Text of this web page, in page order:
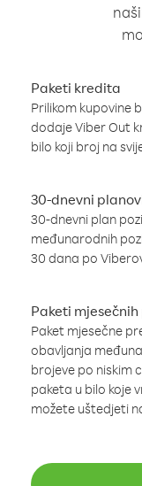
Paketi kredita
Prilikom kupovine
dodaje Viber Out
bilo koji broj na
30-dnevni
30-dnevni plan
međunarodnih
30 dana po
Paketi
Paket mjesečne
obavljanja
brojeve po niskim
paketa u bilo koje
možete uštedjeti